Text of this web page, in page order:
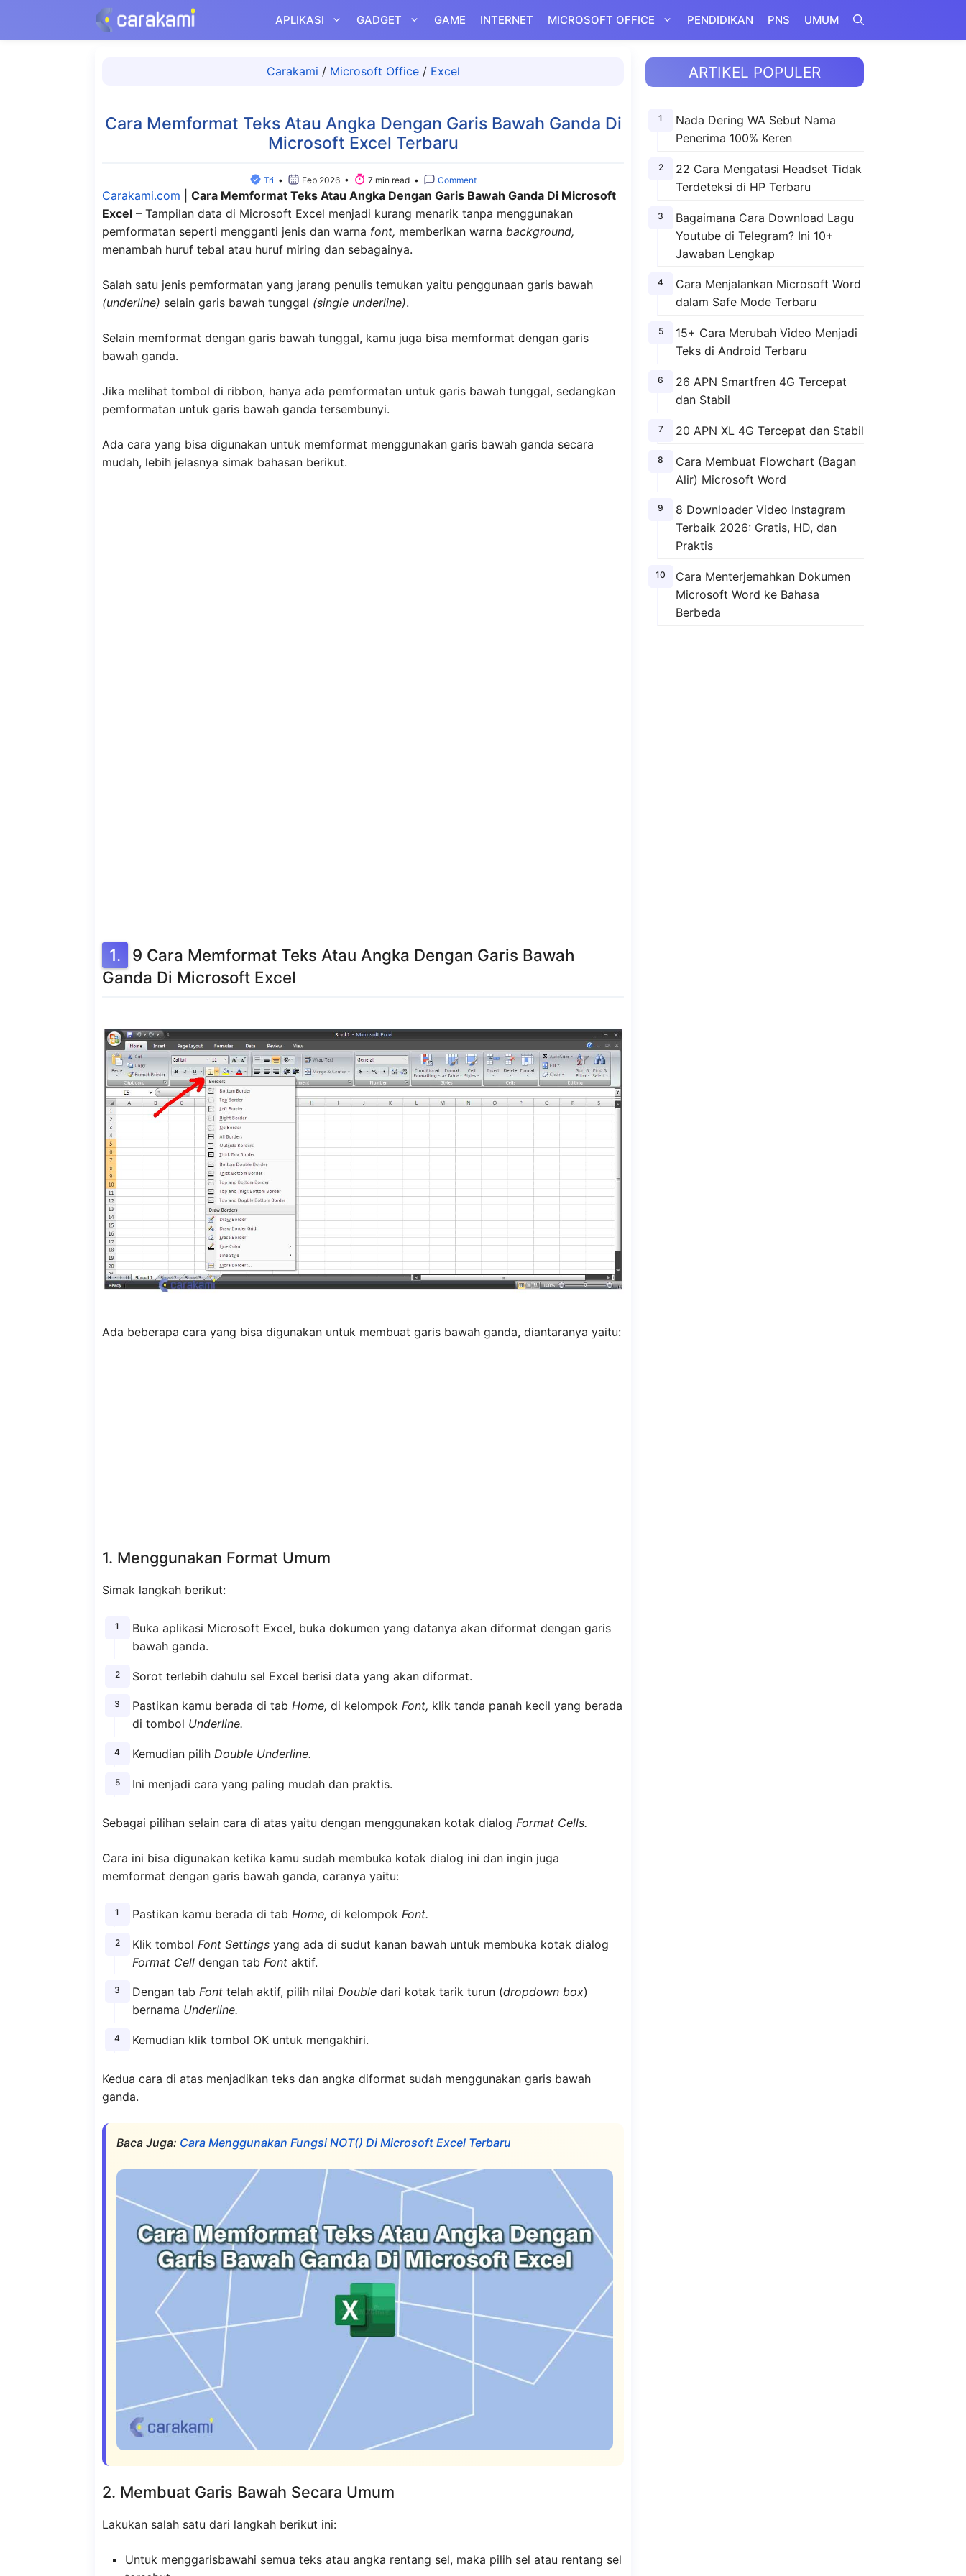
isi
APLIKASI GADGET GAME INTERNET MICROSOFT OFFICE PENDIDIKAN PNS UMUM
Carakami / Microsoft Office/ Excel
Cara Memformat Teks Atau Angka Dengan Garis Bawah Ganda Di
Microsoft Excel Terbaru
Tri • Feb 2026 • 7 min read • Comment
Carakami.com
Cara Memformat Teks Atau Angka Dengan Garis Bawah Ganda Di Microsoft
Excel – Tampilan data di Microsoft Excel menjadi kurang menarik tanpa menggunakan
pemformatan seperti mengganti jenis dan warna font, memberikan warna background,
menambah huruf tebal atau huruf miring dan sebagainya.
Salah satu jenis pemformatan yang jarang penulis temukan yaitu penggunaan garis bawah
(underline) selain garis bawah tunggal (single underline).
Selain memformat dengan garis bawah tunggal, kamu juga bisa memformat dengan garis
bawah ganda.
Jika melihat tombol di ribbon, hanya ada pemformatan untuk garis bawah tunggal, sedangkan
pemformatan untuk garis bawah ganda tersembunyi.
Ada cara yang bisa digunakan untuk memformat menggunakan garis bawah ganda secara
mudah, lebih jelasnya simak bahasan berikut.
9 Cara Memformat Teks Atau Angka Dengan Garis Bawah
Ganda Di Microsoft Excel
Ada beberapa cara yang bisa digunakan untuk membuat garis bawah ganda, diantaranya yaitu:
1. Menggunakan Format Umum
Simak langkah berikut:
Buka aplikasi Microsoft Excel, buka dokumen yang datanya akan diformat dengan garis
bawah ganda.
Sorot terlebih dahulu sel Excel berisi data yang akan diformat.
Pastikan kamu berada di tab Home, di kelompok Font, klik tanda panah kecil yang berada
di tombol Underline.
Kemudian pilih Double Underline.
Ini menjadi cara yang paling mudah dan praktis.
Sebagai pilihan selain cara di atas yaitu dengan menggunakan kotak dialog Format Cells.
Cara ini bisa digunakan ketika kamu sudah membuka kotak dialog ini dan ingin juga
memformat dengan garis bawah ganda, caranya yaitu:
Pastikan kamu berada di tab Home, di kelompok Font.
Klik tombol Font Settingsyang ada di sudut kanan bawah untuk membuka kotak dialog
Format Celldengan tab Fontaktif.
Dengan tab Fonttelah aktif, pilih nilai Doubledari kotak tarik turun (dropdown box)
bernama Underline.
Kemudian klik tombol OK untuk mengakhiri.
Kedua cara di atas menjadikan teks dan angka diformat sudah menggunakan garis bawah
ganda.
Baca Juga: Cara Menggunakan Fungsi NOT() Di Microsoft Excel Terbaru
2. Membuat Garis Bawah Secara Umum
Lakukan salah satu dari langkah berikut ini:
Untuk menggarisbawahi semua teks atau angka rentang sel, maka pilih sel atau rentang sel
ARTIKEL POPULER
Nada Dering WA Sebut Nama
Penerima 100% Keren
22 Cara Mengatasi Headset Tidak
Terdeteksi di HP Terbaru
Bagaimana Cara Download Lagu
Youtube di Telegram? Ini 10+
Jawaban Lengkap
Cara Menjalankan Microsoft Word
dalam Safe Mode Terbaru
15+ Cara Merubah Video Menjadi
Teks di Android Terbaru
26 APN Smartfren 4G Tercepat
dan Stabil
20 APN XL 4G Tercepat dan Stabil
Cara Membuat Flowchart (Bagan
Alir) Microsoft Word
8 Downloader Video Instagram
Terbaik 2026: Gratis, HD, dan
Praktis
Cara Menterjemahkan Dokumen
Microsoft Word ke Bahasa
Berbeda